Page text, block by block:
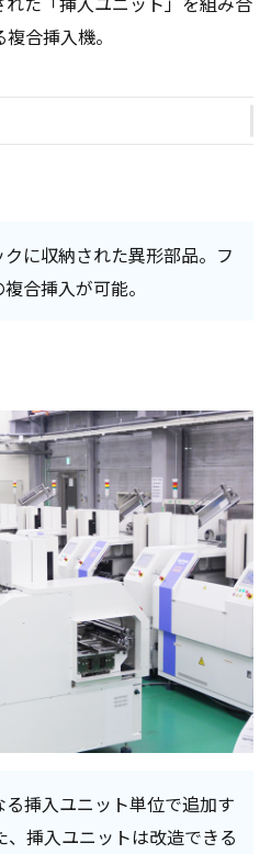
合挿入機。
に収納された異形部品。フ
合挿入が可能。
挿入ユニット単位で追加す
、挿入ユニットは改造できる